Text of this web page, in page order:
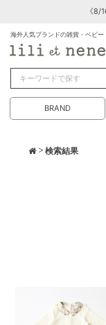
《8/
海外人気ブランドの雑貨・ベビー
BRAND
> 検索結果